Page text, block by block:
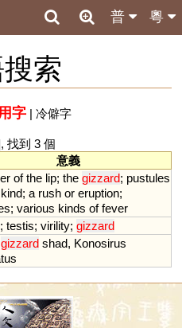
粵
普
索
字| 冷僻字
找到 3 個
意義
of the lip; the gizzard; pustules
kind; a rush or eruption;
; various kinds of fever
; testis; virility; gizzard
gizzard shad, Konosirus